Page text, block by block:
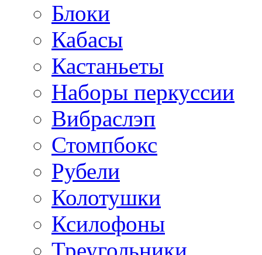
Блоки
Кабасы
Кастаньеты
Наборы перкуссии
Вибраслэп
Стомпбокс
Рубели
Колотушки
Ксилофоны